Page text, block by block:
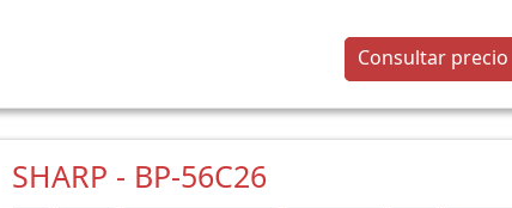
Consultar precio
SHARP - BP-56C26